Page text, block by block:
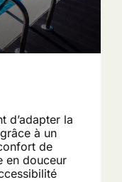
d’adapter la
à un
de
en douceur